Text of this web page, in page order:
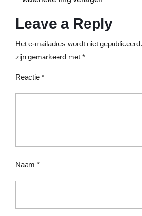
Leave a Reply
Het e-mailadres wordt niet gepubliceerd.
zijn gemarkeerd met *
Reactie *
Naam *